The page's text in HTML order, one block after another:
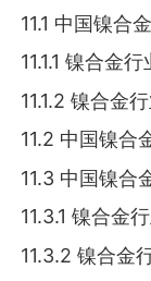
11.1 中国镍合
11.1.1 镍合金
11.1.2 镍合金
11.2 中国镍合
11.3 中国镍合
11.3.1 镍合金
11.3.2 镍合金